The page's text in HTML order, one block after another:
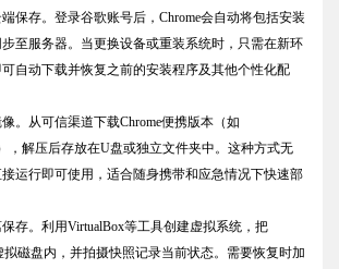
保存。登录谷歌账号后，Chrome会自动将包括安装
至服务器。当更换设备或重装系统时，只需在新环
自动下载并恢复之前的安装程序及其他个性化配
。从可信渠道下载Chrome便携版本（如
），解压后存放在U盘或独立文件夹中。这种方式无
运行即可使用，适合随身携带和应急情况下快速部
存。利用VirtualBox等工具创建虚拟系统，把
拟磁盘内，并拍摄快照记录当前状态。需要恢复时加